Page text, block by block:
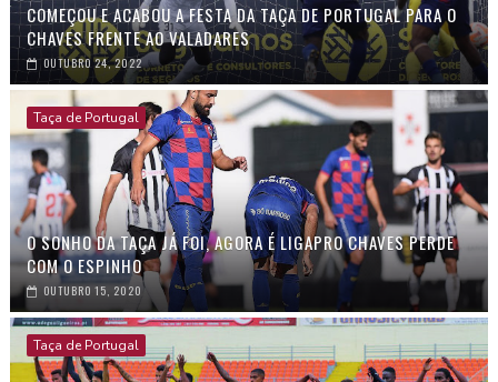
COMEÇOU E ACABOU A FESTA DA TAÇA DE PORTUGAL PARA O
CHAVES FRENTE AO VALADARES
OUTUBRO 24, 2022
Taça de Portugal
O SONHO DA TAÇA JÁ FOI, AGORA É LIGAPRO CHAVES PERDE
COM O ESPINHO
OUTUBRO 15, 2020
Taça de Portugal